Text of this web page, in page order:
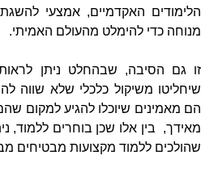
הלימודים האקדמיים, אמצעי
מנוחה כדי להימלט מהעולם האמיתי.
שיחליטו משיקול כלכלי שלא שווה
הם מאמינים שיוכלו להגיע למקום
שהולכים ללמוד מקצועות מבטיחים